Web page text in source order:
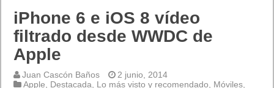
iPhone 6 e iOS 8 vídeo
filtrado desde WWDC de
Apple
Juan Cascón Baños
2 junio, 2014
Apple
Destacada Lo más visto y recomendado Móviles